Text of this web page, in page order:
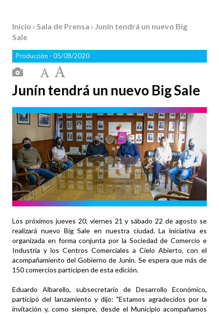
Inicio › Sala de Prensa › Junín tendrá un nuevo Big
Sale
Producción - 05/08/2020
Junín tendrá un nuevo Big Sale
Los próximos jueves 20, viernes 21 y sábado 22 de agosto se
realizará nuevo Big Sale en nuestra ciudad. La iniciativa es
organizada en forma conjunta por la Sociedad de Comercio e
Industria y los Centros Comerciales a Cielo Abierto, con el
acompañamiento del Gobierno de Junín. Se espera que más de
150 comercios participen de esta edición.
Eduardo Albarello, subsecretario de Desarrollo Económico,
participó del lanzamiento y dijo: "Estamos agradecidos por la
invitación y, como siempre, desde el Municipio acompañamos